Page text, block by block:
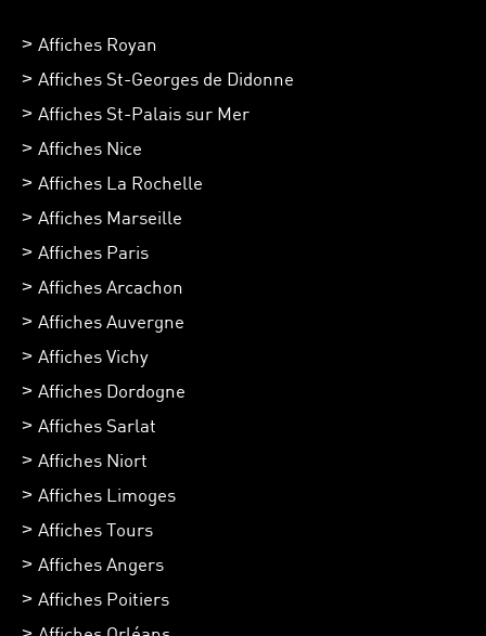
Affiches Royan
Affiches St-Georges de Didonne
Affiches St-Palais sur Mer
Affiches Nice
Affiches La Rochelle
Affiches Marseille
Affiches Paris
Affiches Arcachon
Affiches Auvergne
Affiches Vichy
Affiches Dordogne
Affiches Sarlat
Affiches Niort
Affiches Limoges
Affiches Tours
Affiches Angers
Affiches Poitiers